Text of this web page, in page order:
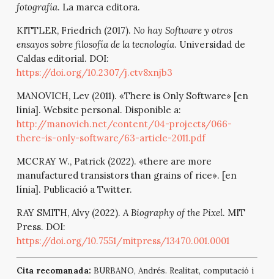
fotografía. La marca editora.
KITTLER, Friedrich (2017). No hay Software y otros
ensayos sobre filosofía de la tecnología. Universidad de
Caldas editorial. DOI:
https://doi.org/10.2307/j.ctv8xnjb3
MANOVICH, Lev (2011). «There is Only Software» [en
línia]. Website personal. Disponible a:
http://manovich.net/content/04-projects/066-
there-is-only-software/63-article-2011.pdf
MCCRAY W., Patrick (2022). «there are more
manufactured transistors than grains of rice». [en
línia]. Publicació a Twitter.
RAY SMITH, Alvy (2022).A Biography of the Pixel. MIT
Press. DOI:
https://doi.org/10.7551/mitpress/13470.001.0001
Cita recomanada: BURBANO, Andrés. Realitat, computació i